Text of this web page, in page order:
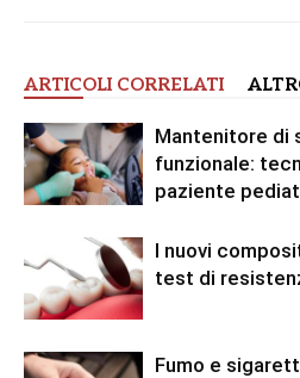
ARTICOLI CORRELATI
Mantenitore di
funzionale:
paziente
I nuovi
test di
Fumo e